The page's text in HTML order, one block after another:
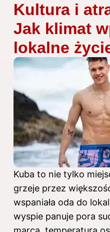
Kultura i
Jak klimat
lokalne
Kuba to nie tylko
grzeje przez
wspaniała oda do
wyspie panuje pora